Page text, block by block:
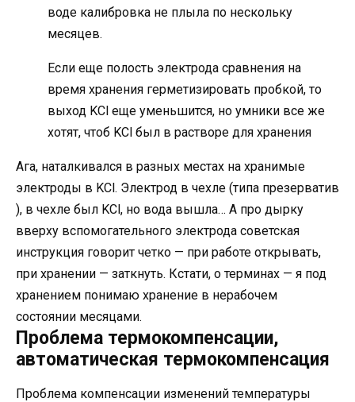
воде калибровка не плыла по нескольку
месяцев.
Если еще полость электрода сравнения на
время хранения герметизировать пробкой, то
выход KCl еще уменьшится, но умники все же
хотят, чтоб KCl был в растворе для хранения
Ага, наталкивался в разных местах на хранимые
электроды в KCl. Электрод в чехле (типа презерватив
), в чехле был KCl, но вода вышла… А про дырку
вверху вспомогательного электрода советская
инструкция говорит четко — при работе открывать,
при хранении — заткнуть. Кстати, о терминах — я под
хранением понимаю хранение в нерабочем
состоянии месяцами.
Проблема термокомпенсации,
автоматическая термокомпенсация
Проблема компенсации изменений температуры